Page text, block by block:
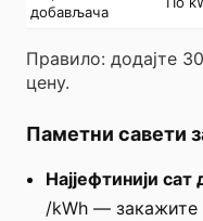
добављача
Правило: додајте
цену.
Паметни савети
Најјефтинији сат
/kWh — закажите